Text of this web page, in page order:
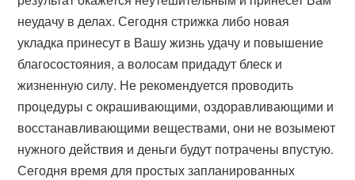
неудачу в делах. Сегодня стрижка либо новая
укладка принесут в Вашу жизнь удачу и повышение
благосостояния, а волосам придадут блеск и
жизненную силу. Не рекомендуется проводить
процедуры с окрашивающими, оздоравливающими и
восстанавливающими веществами, они не возымеют
нужного действия и деньги будут потрачены впустую.
Сегодня время для простых запланированных